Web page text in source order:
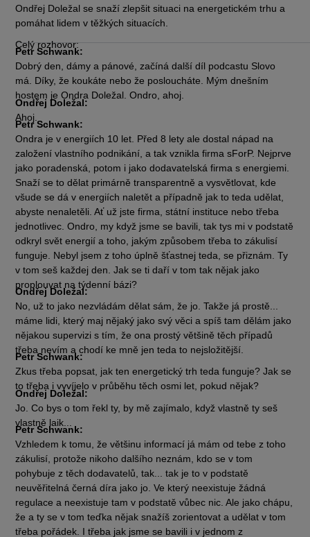
Ondřej Doležal se snaží zlepšit situaci na energetickém trhu a
pomáhat lidem v těžkých situacích.
Celý rozhovor:
Petr Schwank:
Dobrý den, dámy a pánové, začíná další díl podcastu Slovo
má. Díky, že koukáte nebo že posloucháte. Mým dnešním
hostem je Ondra Doležal. Ondro, ahoj.
Ondřej Doležal:
Ahoj.
Petr Schwank:
Ondra je v energiích 10 let. Před 8 lety ale dostal nápad na
založení vlastního podnikání, a tak vznikla firma sForP. Nejprve
jako poradenská, potom i jako dodavatelská firma s energiemi.
Snaží se to dělat primárně transparentně a vysvětlovat, kde
všude se dá v energiích naletět a případně jak to teda udělat,
abyste nenaletěli. Ať už jste firma, státní instituce nebo třeba
jednotlivec. Ondro, my když jsme se bavili, tak tys mi v podstatě
odkryl svět energií a toho, jakým způsobem třeba to zákulisí
funguje. Nebyl jsem z toho úplně šťastnej teda, se přiznám. Ty
v tom seš každej den. Jak se ti daří v tom tak nějak jako
proplouvat na týdenní bázi?
Ondřej Doležal:
No, už to jako nezvládám dělat sám, že jo. Takže já prostě...
máme lidi, který maj nějaký jako svý věci a spíš tam dělám jako
nějakou supervizi s tím, že ona prostý většině těch případů
třeba nevím a chodí ke mně jen teda to nejsložitější.
Petr Schwank:
Zkus třeba popsat, jak ten energetický trh teda funguje? Jak se
to třeba i vyvíjelo v průběhu těch osmi let, pokud nějak?
Ondřej Doležal:
Jo. Co bys o tom řekl ty, by mě zajímalo, když vlastně ty seš
vlastně laik...
Petr Schwank:
Vzhledem k tomu, že většinu informací já mám od tebe z toho
zákulisí, protože nikoho dalšího neznám, kdo se v tom
pohybuje z těch dodavatelů, tak... tak je to v podstatě
neuvěřitelná černá díra jako jo. Ve který neexistuje žádná
regulace a neexistuje tam v podstatě vůbec nic. Ale jako chápu,
že a ty se v tom teďka nějak snažíš zorientovat a udělat v tom
třeba pořádek. I třeba jak jsme se bavili i v jednom z